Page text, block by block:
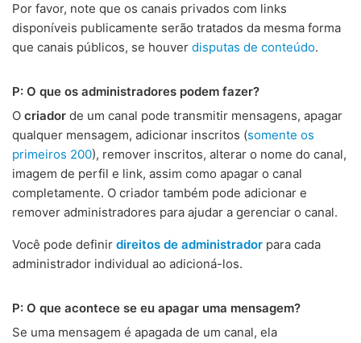
Por favor, note que os canais privados com links
disponíveis publicamente serão tratados da mesma forma
que canais públicos, se houver disputas de conteúdo.
P: O que os administradores podem fazer?
O criador de um canal pode transmitir mensagens, apagar
qualquer mensagem, adicionar inscritos (somente os
primeiros 200), remover inscritos, alterar o nome do canal,
imagem de perfil e link, assim como apagar o canal
completamente. O criador também pode adicionar e
remover administradores para ajudar a gerenciar o canal.
Você pode definir direitos de administrador para cada
administrador individual ao adicioná-los.
P: O que acontece se eu apagar uma mensagem?
Se uma mensagem é apagada de um canal, ela